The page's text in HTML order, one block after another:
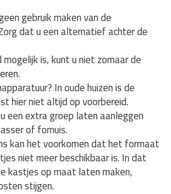
gebruik maken van de
dat u een alternatief achter de
is, kunt u niet zomaar de
In oude huizen is de
hier niet altijd op voorbereid.
een extra groep laten aanleggen
of fornuis.
kan het voorkomen dat het formaat
niet meer beschikbaar is. In dat
kastjes op maat laten maken,
stijgen.